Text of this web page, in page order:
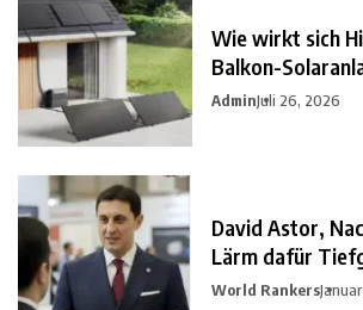
Wie wirkt sich
Balkon-
AdminJuli 26, 2026
David Astor,
Lärm dafür
World Rankers